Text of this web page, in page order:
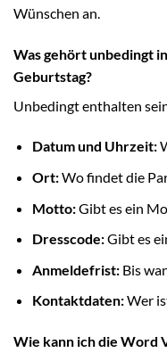
Wünschen an.
Was gehört unbedingt
Geburtstag?
Unbedingt enthalten
Datum und Uhrzeit:
Ort:Wo findet die
Motto:Gibt es ein
Dresscode:Gibt es
Anmeldefrist:Bis
Kontaktdaten:Wer
Wie kann ich die Word